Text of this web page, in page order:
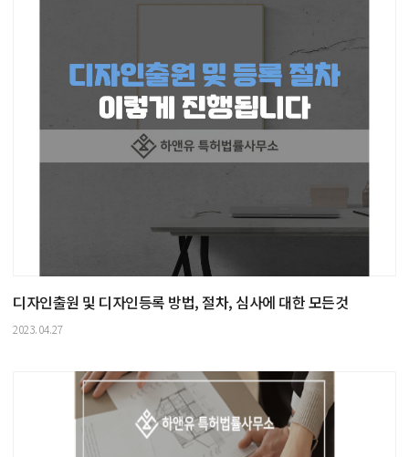
디자인출원 및 디자인등록 방법, 절차, 심사에 대한 모든것
2023.04.27